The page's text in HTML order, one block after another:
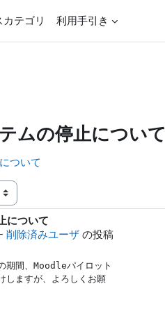
カテゴリ 利用手引き
ムの停止について
ついて
について
- 削除済みユーザ の投稿
期間、Moodleパイロット
しますが、よろしくお願